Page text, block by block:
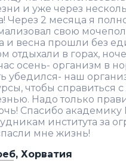
и уже через
Через 2 месяца я
свою
и весна прошли без
отдыхали в горах,
осень- организм в
убедился- наш
чтобы справиться
Надо только
Спасибо академику
института за
мне жизнь!
Хорватия